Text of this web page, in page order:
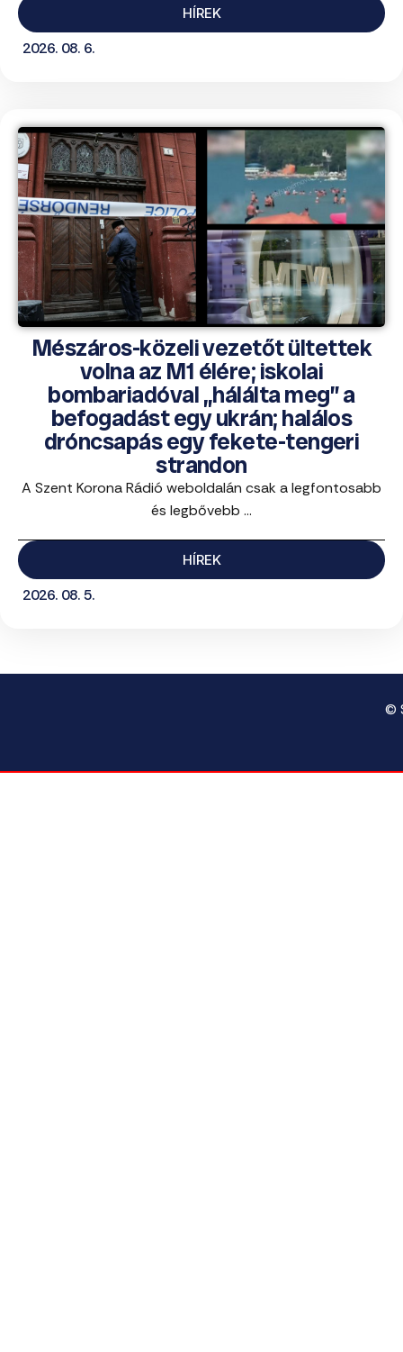
HÍREK
2026. 08. 6.
Mészáros-közeli vezetőt ültettek
volna az M1 élére; iskolai
bombariadóval „hálálta meg” a
befogadást egy ukrán; halálos
dróncsapás egy fekete-tengeri
strandon
A Szent Korona Rádió weboldalán csak a legfontosabb
és legbővebb ...
HÍREK
2026. 08. 5.
©